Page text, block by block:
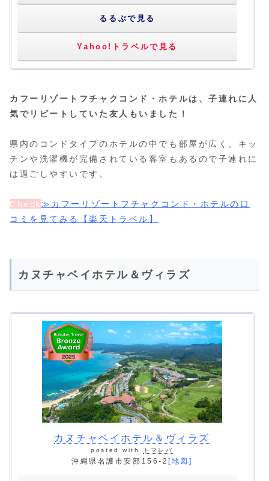
るるぶで見る
Yahoo!トラベルで見る
カフーリゾートフチャクコンド・ホテルは、子連れに人
気でリピートしていた友人もいました！
県内のコンドタイプのホテルの中でも部屋が広く、キッ
チンや洗濯機が完備されている客室もあるので子連れに
は過ごしやすいです。
Check ≫カフーリゾートフチャクコンド・ホテルの口
コミを見てみる【楽天トラベル】
カヌチャベイホテル＆ヴィラズ
カヌチャベイホテル＆ヴィラズ
posted with トマレバ
沖縄県名護市安部156-2 [地図]